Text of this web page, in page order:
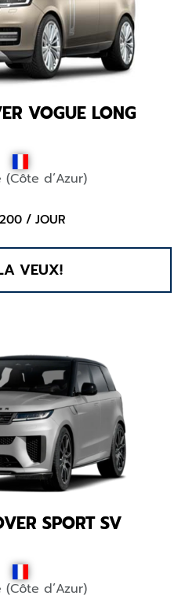
VOGUE LONG
(Côte d’Azur)
/ JOUR
VEUX!
SPORT SV
(Côte d’Azur)